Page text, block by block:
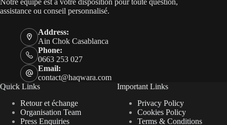
Notre équipe est à votre disposition pour toute question,
assistance ou conseil personnalisé.
Address:
Ain Chok Casablanca
Phone:
0663 253 027
Email:
contact@haqwara.com
Quick Links
Retour et échange
Organisation Team
Press Enquiries
Important Links
Privacy Policy
Cookies Policy
Terms & Conditions